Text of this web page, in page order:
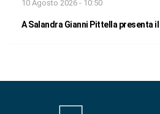
10 Agosto 2026 - 10:50
A Salandra Gianni Pittella presenta